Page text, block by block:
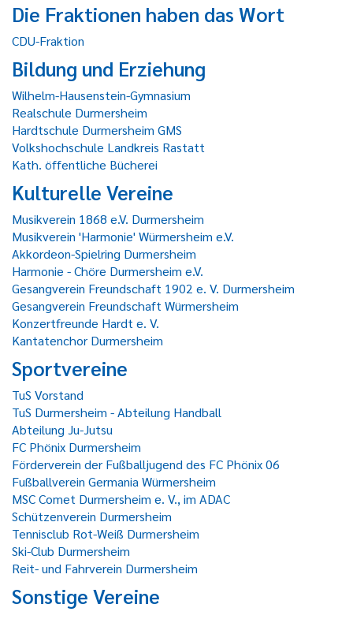
Die Fraktionen haben das Wort
CDU-Fraktion
Bildung und Erziehung
Wilhelm-Hausenstein-Gymnasium
Realschule Durmersheim
Hardtschule Durmersheim GMS
Volkshochschule Landkreis Rastatt
Kath. öffentliche Bücherei
Kulturelle Vereine
Musikverein 1868 e.V. Durmersheim
Musikverein 'Harmonie' Würmersheim e.V.
Akkordeon-Spielring Durmersheim
Harmonie - Chöre Durmersheim e.V.
Gesangverein Freundschaft 1902 e. V. Durmersheim
Gesangverein Freundschaft Würmersheim
Konzertfreunde Hardt e. V.
Kantatenchor Durmersheim
Sportvereine
TuS Vorstand
TuS Durmersheim - Abteilung Handball
Abteilung Ju-Jutsu
FC Phönix Durmersheim
Förderverein der Fußballjugend des FC Phönix 06
Fußballverein Germania Würmersheim
MSC Comet Durmersheim e. V., im ADAC
Schützenverein Durmersheim
Tennisclub Rot-Weiß Durmersheim
Ski-Club Durmersheim
Reit- und Fahrverein Durmersheim
Sonstige Vereine